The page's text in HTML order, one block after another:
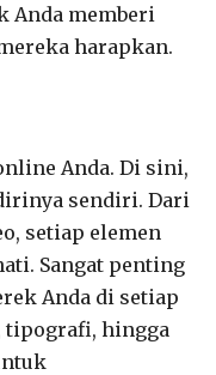
Anda memberi
harapkan.
Anda. Di sini,
sendiri. Dari
setiap elemen
Sangat penting
Anda di setiap
tipografi, hingga